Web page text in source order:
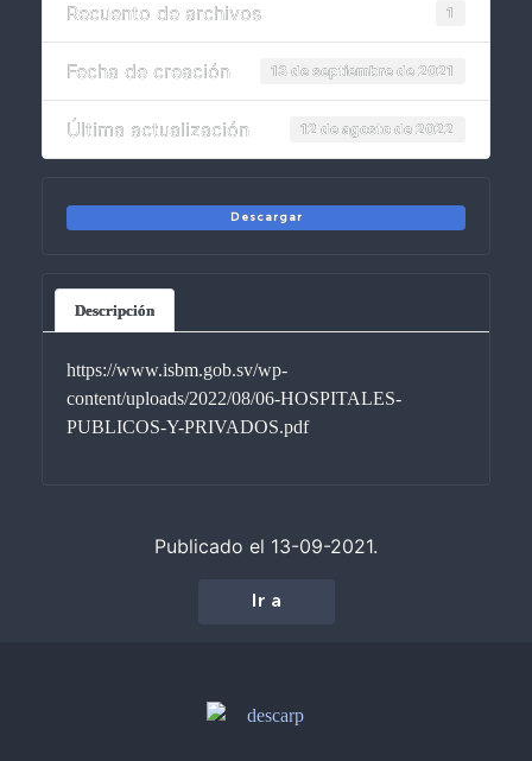
Recuento de archivos 1
Fecha de creación 13 de septiembre de 2021
Última actualización 12 de agosto de 2022
Descargar
Descripción
https://www.isbm.gob.sv/wp-
content/uploads/2022/08/06-HOSPITALES-
PUBLICOS-Y-PRIVADOS.pdf
Publicado el 13-09-2021.
Ir a